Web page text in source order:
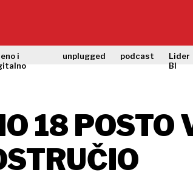
i
unplugged podcast
Lider
BI
18 POSTO